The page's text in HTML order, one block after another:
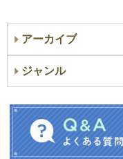
アーカイブ
ジャンル